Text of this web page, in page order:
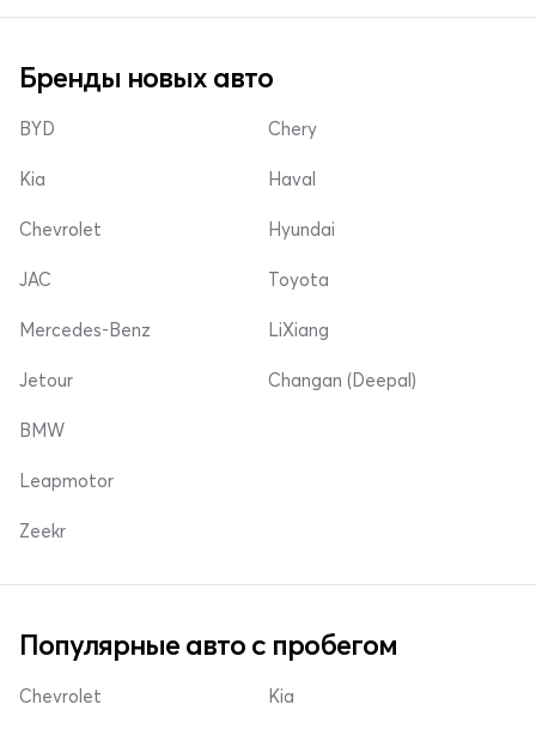
Бренды новых авто
BYD
Kia
Chevrolet
Chery
Haval
Hyundai
JAC
Mercedes-Benz
Jetour
Toyota
LiXiang
Changan (Deepal)
BMW
Leapmotor
Zeekr
Популярные авто с пробегом
Chevrolet Kia